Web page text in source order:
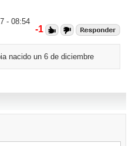
- 08:54
-1
nacido un 6 de diciembre